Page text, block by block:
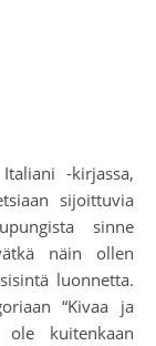
-kirjassa,
sijoittuvia
sinne
näin ollen
luonnetta.
“Kivaa ja
ole kuitenkaan